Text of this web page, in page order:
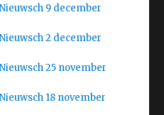
9 december
2 december
25 november
18 november